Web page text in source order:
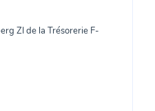
ZI de la Trésorerie F-